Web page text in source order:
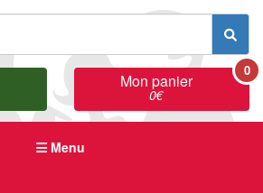
Mon panier
0€
0
Menu